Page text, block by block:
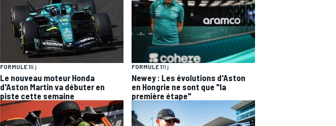
FORMULE 19 j
Le nouveau moteur Honda
d'Aston Martin va débuter en
piste cette semaine
FORMULE 111 j
Newey : Les évolutions d'Aston
en Hongrie ne sont que "la
première étape"